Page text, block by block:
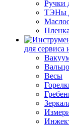
Ручки
ТЭНы
для сервиса
Весы